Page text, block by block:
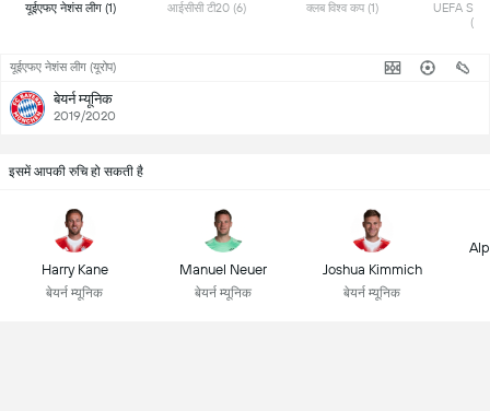
आईसीसी टी20 (6) क्लब विश्व कप (1)
UEFA
यूईएफए नेशंस लीग (यूरोप)
बेयर्न म्यूनिक
2019/2020
इसमें आपकी रुचि हो सकती है
Harry Kane
बेयर्न म्यूनिक
Manuel Neuer
बेयर्न म्यूनिक
Joshua Kimmich
बेयर्न म्यूनिक